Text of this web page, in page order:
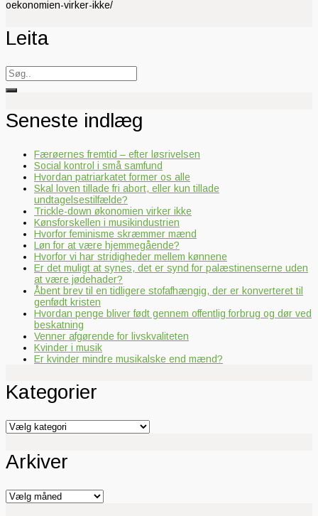
oekonomien-virker-ikke/
Leita
Search
for:
Seneste indlæg
Færøernes fremtid – efter løsrivelsen
Social kontrol i små samfund
Hvordan patriarkatet former os alle
Skal loven tillade fri abort, eller kun tillade
undtagelsestilfælde?
Trickle-down økonomien virker ikke
Kønsforskellen i musikindustrien
Hvorfor feminisme skræmmer mænd
Løn for at være hjemmegående?
Hvorfor vi har stridigheder mellem kønnene
Er det muligt at synes, det er synd for palæstinenserne uden
at være jødehader?
Åbent brev til en tidligere stofafhængig, der er konverteret til
genfødt kristen
Hvordan penge bliver født gennem offentlig forbrug og dør ved
beskatning
Venner afgørende for livskvaliteten
Kvinder i musik
Er kvinder mindre musikalske end mænd?
Kategorier
Kategorier
Arkiver
Arkiver